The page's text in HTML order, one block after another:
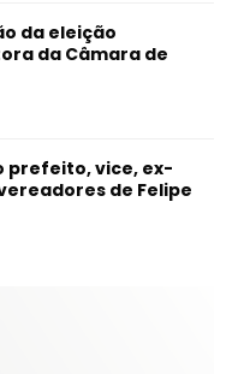
da eleição
da Câmara de
prefeito, vice, ex-
de Felipe